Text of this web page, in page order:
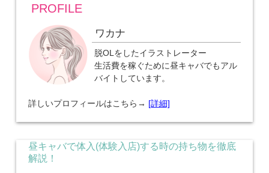
PROFILE
ワカナ
脱OLをしたイラストレーター
生活費を稼ぐために昼キャバでもアル
バイトしています。
詳しいプロフィールはこちら→ [詳細]
昼キャバで体入(体験入店)する時の持ち物を徹底
解説！